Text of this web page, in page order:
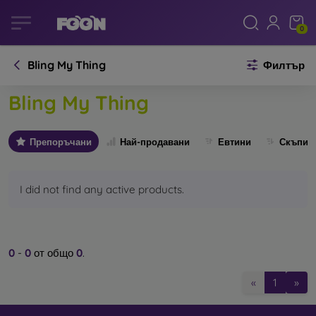
0
Bling My Thing Филтър
Bling My Thing
Препоръчани Най-продавани Евтини Скъпи
I did not find any active products.
0 - 0 от общо 0.
« 1 »